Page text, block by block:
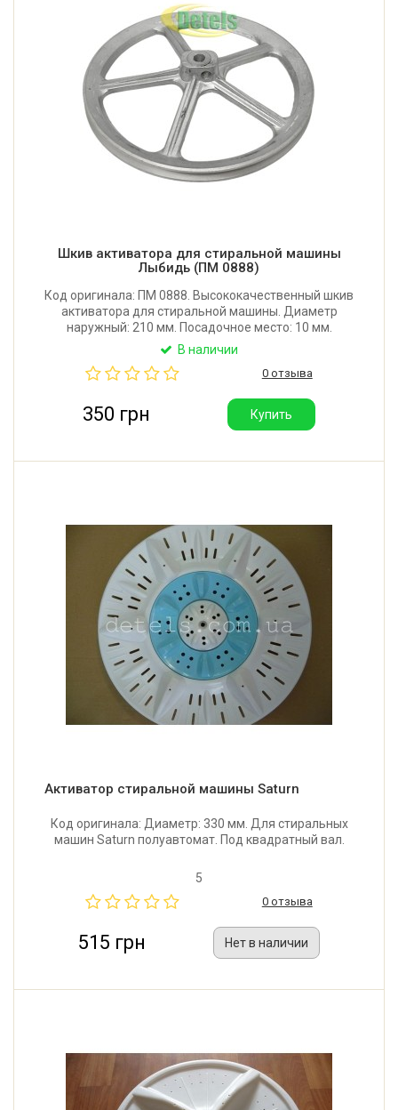
Шкив активатора для стиральной машины
Лыбидь (ПМ 0888)
Код оригинала: ПМ 0888. Высококачественный шкив
активатора для стиральной машины. Диаметр
наружный: 210 мм. Посадочное место: 10 мм.
Материал: алюминий. Производитель: Украина.
В наличии
0 отзыва
350 грн Купить
Активатор стиральной машины Saturn
Код оригинала: Диаметр: 330 мм. Для стиральных
машин Saturn полуавтомат. Под квадратный вал.
5
0 отзыва
515 грн Нет в наличии